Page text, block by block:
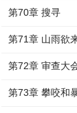
第70章 搜寻
第71章 山雨欲
第72章 审查大
第73章 攀咬和